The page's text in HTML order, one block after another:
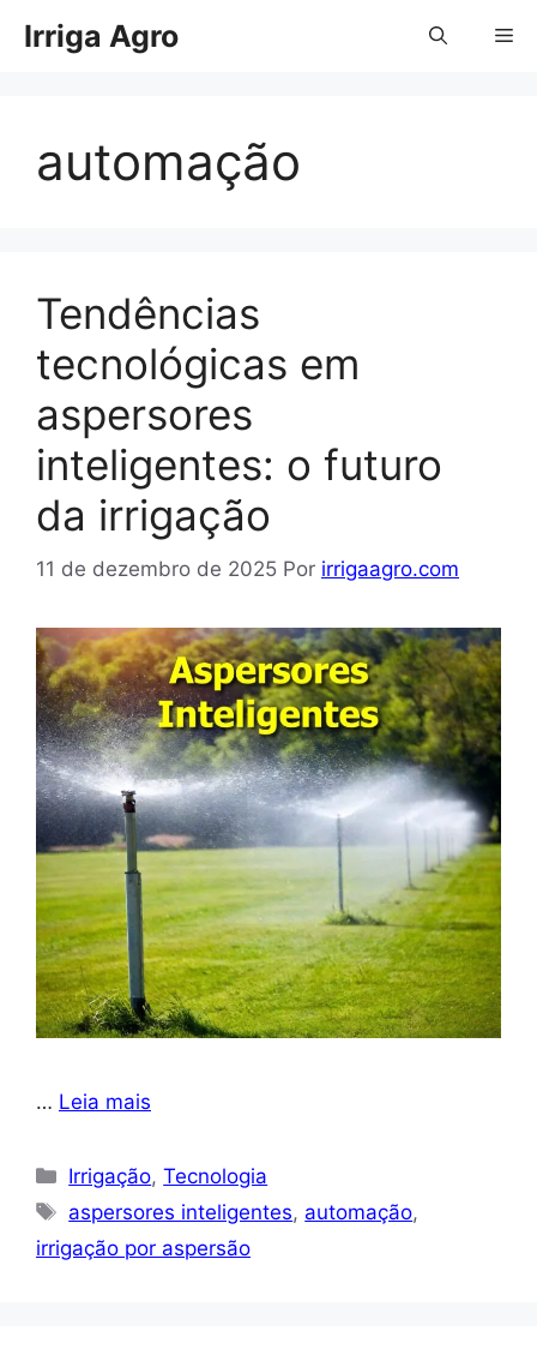
paraIrriga Agro
automação
Tendências
tecnológicas em
aspersores
inteligentes: o futuro
da irrigação
11 de dezembro de 2025 Por irrigaagro.com
… Leia mais
Categorias
Irrigação,Tecnologia
Tags
aspersores inteligentes, automação,
irrigação por aspersão